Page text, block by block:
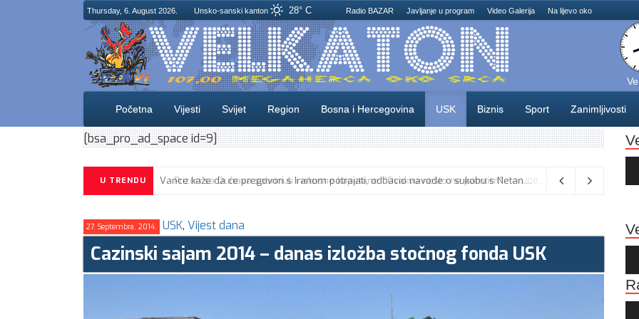
Thursday, 6. August 2026. Unsko-sanski kanton 28° C Radio BAZAR Javljanje u program Video Galerija Na lijevo oko
Početna Vijesti Svijet Region Bosna i Hercegovina USK Biznis Sport Zanimljivosti
[bsa_pro_ad_space id=9]
U TRENDU Vance kaže da će pregovori s Iranom potrajati, odbacio navode o sukobu s Netanyahuom 06/08/2026
27. Septembra. 2014. USK, Vijest dana
Cazinski sajam 2014 – danas izložba stočnog fonda USK